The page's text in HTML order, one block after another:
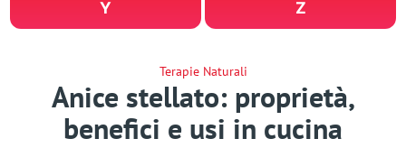
Y Z
Terapie Naturali
Anice stellato: proprietà,
benefici e usi in cucina